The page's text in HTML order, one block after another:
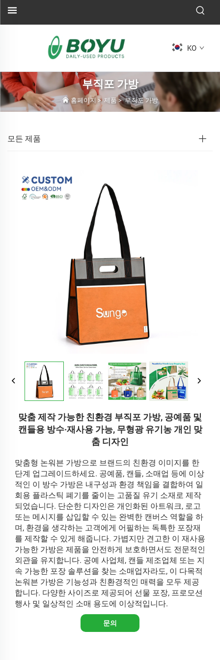
KO
부직포 가방
홈페이지 > 제품 >부직포 가방
모든 제품
맞춤 제작 가능한 친환경 부직포 가방, 공예품 및
캔들용 방수·재사용 가능, 무형광 유기농 개인 맞
춤 디자인
맞춤형 논워븐 가방으로 브랜드의 친환경 이미지를 한
단계 업그레이드하세요. 공예품, 캔들, 소매업 등에 이상
적인 이 방수 가방은 내구성과 환경 책임을 결합하여 일
회용 플라스틱 폐기를 줄이는 고품질 유기 소재로 제작
되었습니다. 단순한 디자인은 개인화된 아트워크, 로고
또는 메시지를 삽입할 수 있는 완벽한 캔버스 역할을 하
며, 환경을 생각하는 고객에게 어필하는 독특한 포장재
를 제작할 수 있게 해줍니다. 가볍지만 견고한 이 재사용
가능한 가방은 제품을 안전하게 보호하면서도 전문적인
외관을 유지합니다. 공예 사업체, 캔들 제조업체 또는 지
속 가능한 포장 솔루션을 찾는 소매업자라도, 이 다목적
논워븐 가방은 기능성과 친환경적인 매력을 모두 제공
합니다. 다양한 사이즈로 제공되어 선물 포장, 프로모션
행사 및 일상적인 소매 용도에 이상적입니다.
문의